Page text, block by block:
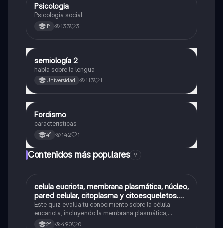
Otros
Psicologia
Psicologia social
1° 133 3
Otros
semiología 2
habla sobre la lengua
Universidad 113 1
Otros
Fordismo
caracteristicas
4° 142 1
Contenidos más populares 9
CBiología
celula eucriota, membrana plasmática, núcleo,
pared celular, citoplasma y citoesqueletos.
nombre se las partes de la celula eucariota
Este quiz evalúa tu conocimiento sobre la célula
eucariota, incluyendo la membrana plasmática,
núcleo, pared celular, citoplasma y citoesqueleto.
2° 490 0